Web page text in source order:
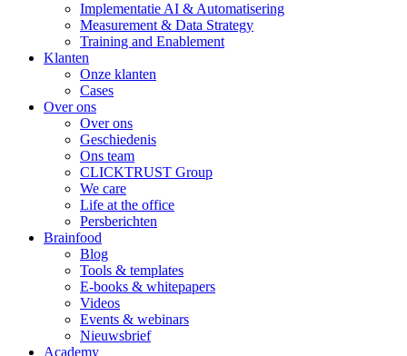
Implementatie AI & Automatisering
Measurement & Data Strategy
Training and Enablement
Klanten
Onze klanten
Cases
Over ons
Over ons
Geschiedenis
Ons team
CLICKTRUST Group
We care
Life at the office
Persberichten
Brainfood
Blog
Tools & templates
E-books & whitepapers
Videos
Events & webinars
Nieuwsbrief
Academy